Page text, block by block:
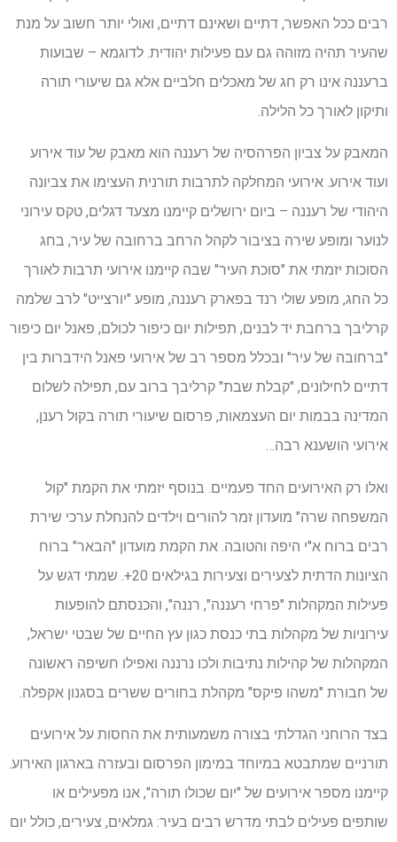
רבים ככל האפשר, דתיים ושאינם דתיים, ואולי יותר חשוב על מנת
שהעיר תהיה מזוהה גם עם פעילות יהודית. לדוגמא – שבועות
ברעננה אינו רק חג של מאכלים חלביים אלא גם שיעורי תורה
ותיקון לאורך כל הלילה.
המאבק על צביון הפרהסיה של רעננה הוא מאבק של עוד אירוע
ועוד אירוע. אירועי המחלקה לתרבות תורנית העצימו את צביונה
היהודי של רעננה – ביום ירושלים קיימנו מצעד דגלים, טקס עירוני
לנוער ומופע שירה בציבור לקהל הרחב ברחובה של עיר, בחג
הסוכות יזמתי את "סוכת העיר" שבה קיימנו אירועי תרבות לאורך
כל החג, מופע שולי רנד בפארק רעננה, מופע "יורצייט" לרב שלמה
קרליבך ברחבת יד לבנים, תפילות יום כיפור לכולם, פאנל יום כיפור
"ברחובה של עיר" ובכלל מספר רב של אירועי פאנל הידברות בין
דתיים לחילונים, "קבלת שבת" קרליבך ברוב עם, תפילה לשלום
המדינה בבמות יום העצמאות, פרסום שיעורי תורה בקול רענן,
אירועי הושענא רבה…
ואלו רק האירועים החד פעמיים. בנוסף יזמתי את הקמת "קול
המשפחה שרה" מועדון זמר להורים וילדים להנחלת ערכי שירת
רבים ברוח א"י היפה והטובה. את הקמת מועדון "הבאר" ברוח
הציונות הדתית לצעירים וצעירות בגילאים 20+. שמתי דגש על
פעילות המקהלות "פרחי רעננה", רננה", והכנסתם להופעות
עירוניות של מקהלות בתי כנסת כגון עץ החיים של שבטי ישראל,
המקהלות של קהילות נתיבות ולכו נרננה ואפילו חשיפה ראשונה
של חבורת "משהו פיקס" מקהלת בחורים ששרים בסגנון אקפלה.
בצד הרוחני הגדלתי בצורה משמעותית את החסות על אירועים
תורניים שמתבטא במיוחד במימון הפרסום ובעזרה בארגון האירוע.
קיימנו מספר אירועים של "יום שכולו תורה", אנו מפעילים או
שותפים פעילים לבתי מדרש רבים בעיר: גמלאים, צעירים, כולל יום